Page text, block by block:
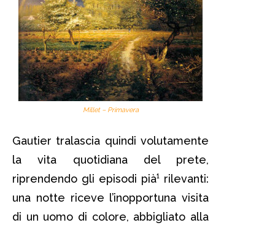
Millet – Primavera
Gautier tralascia quindi volutamente
la vita quotidiana del prete,
riprendendo gli episodi pià¹ rilevanti:
una notte riceve l’inopportuna visita
di un uomo di colore, abbigliato alla